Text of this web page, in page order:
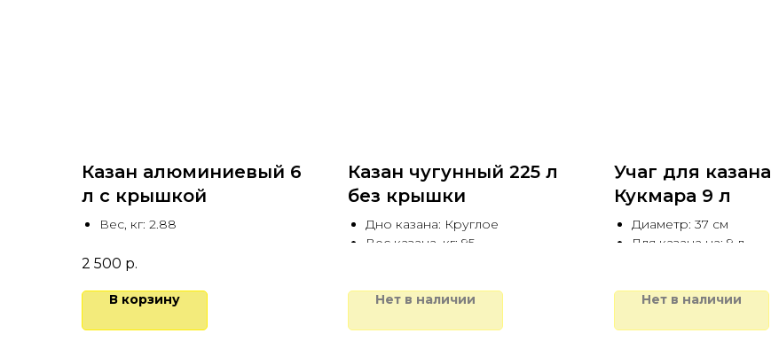
Казан алюминиевый 6
л с крышкой
Вес, кг: 2.88
2 500 р.
В корзину
Казан чугунный 225 л
без крышки
Дно казана: Круглое
Вес казана, кг: 95
Нет в наличии
Учаг для казана
Кукмара 9 л
Диаметр: 37 см
Для казана на: 9 л
Нет в наличии